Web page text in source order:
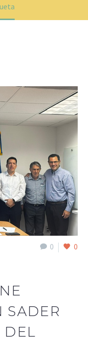
0 0
SADER
DEL